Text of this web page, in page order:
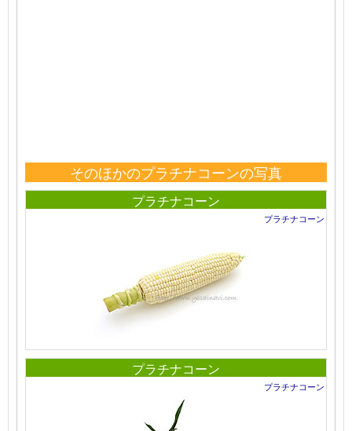
そのほかのプラチナコーンの写真
プラチナコーン
プラチナコーン
プラチナコーン
プラチナコーン